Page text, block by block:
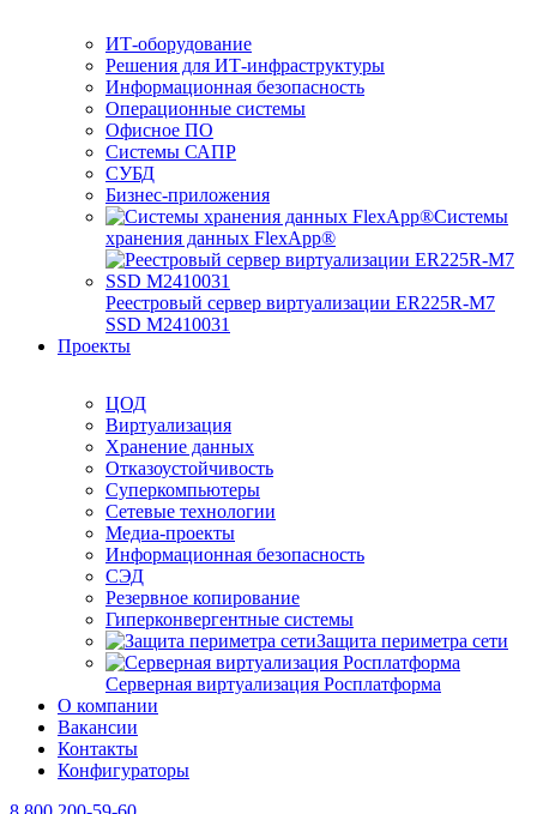
ИТ-оборудование
Решения для ИТ-инфраструктуры
Информационная безопасность
Операционные системы
Офисное ПО
Системы САПР
СУБД
Бизнес-приложения
Системы
хранения данных FlexApp®
Реестровый сервер виртуализации ER225R-M7
SSD М2410031
Проекты
ЦОД
Виртуализация
Хранение данных
Отказоустойчивость
Суперкомпьютеры
Сетевые технологии
Медиа-проекты
Информационная безопасность
СЭД
Резервное копирование
Гиперконвергентные системы
Защита периметра сети
Серверная виртуализация Росплатформа
О компании
Вакансии
Контакты
Конфигураторы